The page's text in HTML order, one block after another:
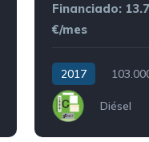
Financiado:
€/mes
2017
Diésel